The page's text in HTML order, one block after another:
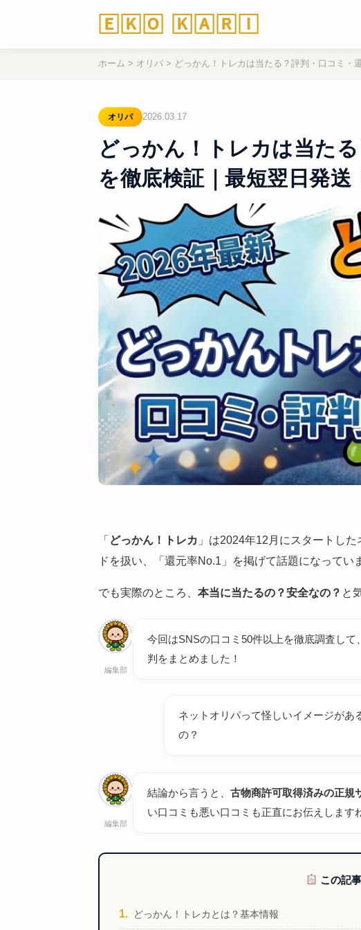
🄴🄺🄾 🄺🄰🅁🄸
ホーム > オリパ > どっかん！トレカは当たる？評判・口コミ・
オリパ 2026.03.17
どっかん！トレカは当た
を徹底検証｜最短翌日発送
「 どっかん！トレカ 」は2024年12月にスタートし
ドを扱い、「還元率No.1」を掲げて話題になってい
でも実際のところ、 本当に当たるの？安全なの？ と
編集部
今回はSNSの口コミ50件以上を徹底調査し
判をまとめました！
ネットオリパって怪しいイメージがあ
の？
編集部
結論から言うと、 古物商許可取得済みの正規
い口コミも悪い口コミも正直にお伝えします
この記
どっかん！トレカとは？基本情報